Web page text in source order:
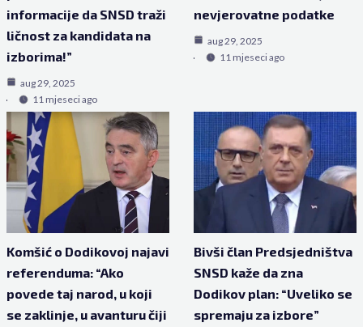
informacije da SNSD traži
ličnost za kandidata na
izborima!”
aug 29, 2025
11 mjeseci ago
nevjerovatne podatke
aug 29, 2025
11 mjeseci ago
Komšić o Dodikovoj najavi
referenduma: “Ako
povede taj narod, u koji
se zaklinje, u avanturu čiji
Bivši član Predsjedništva
SNSD kaže da zna
Dodikov plan: “Uveliko se
spremaju za izbore”